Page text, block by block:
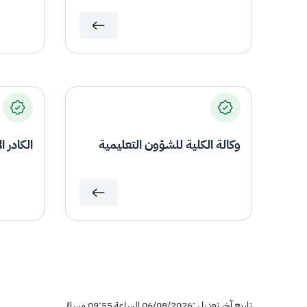
وكالة الكلية للشؤون التعليمية الكادر